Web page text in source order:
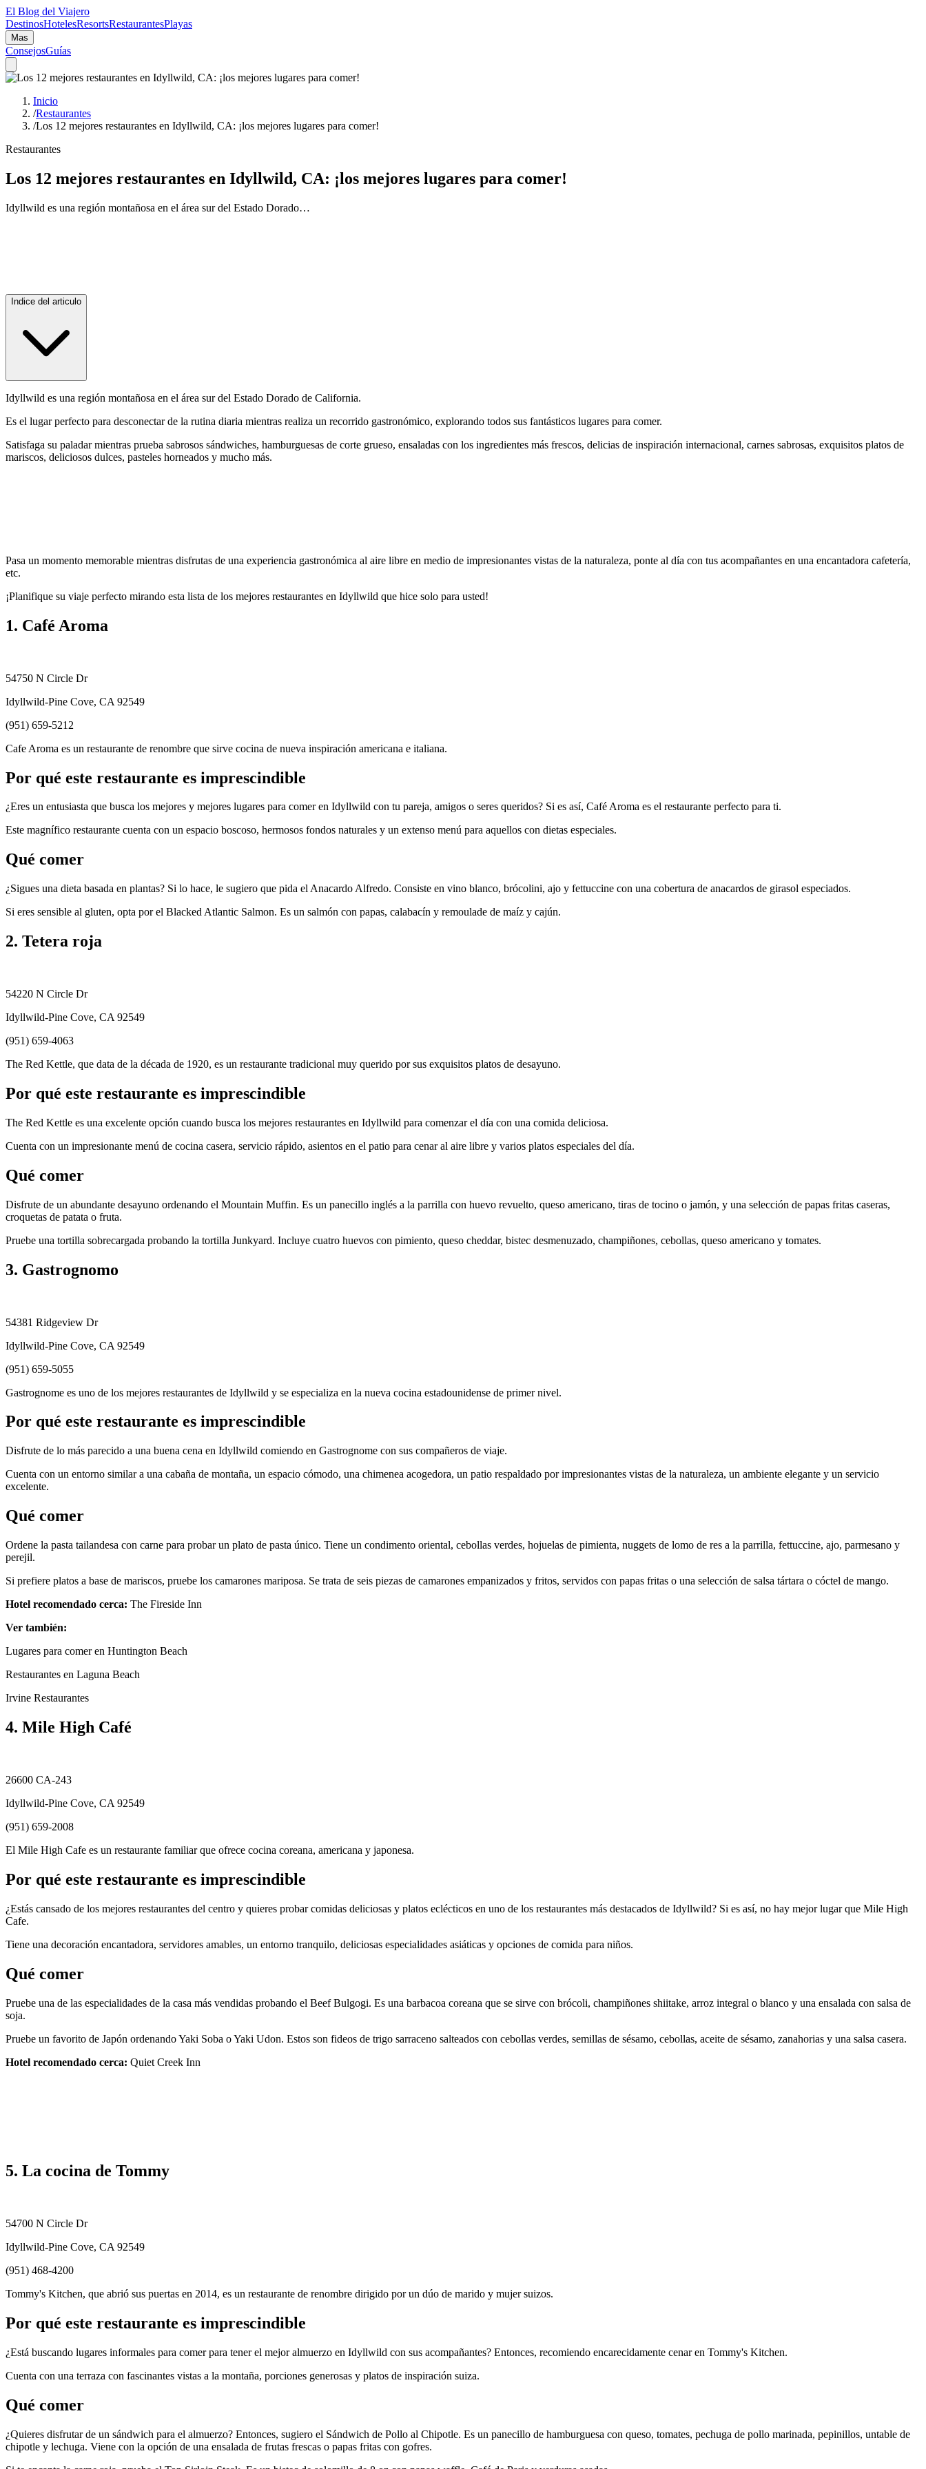
El Blog del Viajero
DestinosHotelesResortsRestaurantesPlayas
Mas
ConsejosGuías
Inicio
/Restaurantes
/Los 12 mejores restaurantes en Idyllwild, CA: ¡los mejores lugares para comer!
Restaurantes
Los 12 mejores restaurantes en Idyllwild, CA: ¡los mejores lugares para comer!
Idyllwild es una región montañosa en el área sur del Estado Dorado…
Indice del articulo
Idyllwild es una región montañosa en el área sur del Estado Dorado de California.
Es el lugar perfecto para desconectar de la rutina diaria mientras realiza un recorrido gastronómico, explorando todos sus fantásticos lugares para comer.
Satisfaga su paladar mientras prueba sabrosos sándwiches, hamburguesas de corte grueso, ensaladas con los ingredientes más frescos, delicias de inspiración internacional, carnes sabrosas, exquisitos platos de
mariscos, deliciosos dulces, pasteles horneados y mucho más.
Pasa un momento memorable mientras disfrutas de una experiencia gastronómica al aire libre en medio de impresionantes vistas de la naturaleza, ponte al día con tus acompañantes en una encantadora cafetería,
etc.
¡Planifique su viaje perfecto mirando esta lista de los mejores restaurantes en Idyllwild que hice solo para usted!
1. Café Aroma
54750 N Circle Dr
Idyllwild-Pine Cove, CA 92549
(951) 659-5212
Cafe Aroma es un restaurante de renombre que sirve cocina de nueva inspiración americana e italiana.
Por qué este restaurante es imprescindible
¿Eres un entusiasta que busca los mejores y mejores lugares para comer en Idyllwild con tu pareja, amigos o seres queridos? Si es así, Café Aroma es el restaurante perfecto para ti.
Este magnífico restaurante cuenta con un espacio boscoso, hermosos fondos naturales y un extenso menú para aquellos con dietas especiales.
Qué comer
¿Sigues una dieta basada en plantas? Si lo hace, le sugiero que pida el Anacardo Alfredo. Consiste en vino blanco, brócolini, ajo y fettuccine con una cobertura de anacardos de girasol especiados.
Si eres sensible al gluten, opta por el Blacked Atlantic Salmon. Es un salmón con papas, calabacín y remoulade de maíz y cajún.
2. Tetera roja
54220 N Circle Dr
Idyllwild-Pine Cove, CA 92549
(951) 659-4063
The Red Kettle, que data de la década de 1920, es un restaurante tradicional muy querido por sus exquisitos platos de desayuno.
Por qué este restaurante es imprescindible
The Red Kettle es una excelente opción cuando busca los mejores restaurantes en Idyllwild para comenzar el día con una comida deliciosa.
Cuenta con un impresionante menú de cocina casera, servicio rápido, asientos en el patio para cenar al aire libre y varios platos especiales del día.
Qué comer
Disfrute de un abundante desayuno ordenando el Mountain Muffin. Es un panecillo inglés a la parrilla con huevo revuelto, queso americano, tiras de tocino o jamón, y una selección de papas fritas caseras,
croquetas de patata o fruta.
Pruebe una tortilla sobrecargada probando la tortilla Junkyard. Incluye cuatro huevos con pimiento, queso cheddar, bistec desmenuzado, champiñones, cebollas, queso americano y tomates.
3. Gastrognomo
54381 Ridgeview Dr
Idyllwild-Pine Cove, CA 92549
(951) 659-5055
Gastrognome es uno de los mejores restaurantes de Idyllwild y se especializa en la nueva cocina estadounidense de primer nivel.
Por qué este restaurante es imprescindible
Disfrute de lo más parecido a una buena cena en Idyllwild comiendo en Gastrognome con sus compañeros de viaje.
Cuenta con un entorno similar a una cabaña de montaña, un espacio cómodo, una chimenea acogedora, un patio respaldado por impresionantes vistas de la naturaleza, un ambiente elegante y un servicio
excelente.
Qué comer
Ordene la pasta tailandesa con carne para probar un plato de pasta único. Tiene un condimento oriental, cebollas verdes, hojuelas de pimienta, nuggets de lomo de res a la parrilla, fettuccine, ajo, parmesano y
perejil.
Si prefiere platos a base de mariscos, pruebe los camarones mariposa. Se trata de seis piezas de camarones empanizados y fritos, servidos con papas fritas o una selección de salsa tártara o cóctel de mango.
Hotel recomendado cerca: The Fireside Inn
Ver también:
Lugares para comer en Huntington Beach
Restaurantes en Laguna Beach
Irvine Restaurantes
4. Mile High Café
26600 CA-243
Idyllwild-Pine Cove, CA 92549
(951) 659-2008
El Mile High Cafe es un restaurante familiar que ofrece cocina coreana, americana y japonesa.
Por qué este restaurante es imprescindible
¿Estás cansado de los mejores restaurantes del centro y quieres probar comidas deliciosas y platos eclécticos en uno de los restaurantes más destacados de Idyllwild? Si es así, no hay mejor lugar que Mile High
Cafe.
Tiene una decoración encantadora, servidores amables, un entorno tranquilo, deliciosas especialidades asiáticas y opciones de comida para niños.
Qué comer
Pruebe una de las especialidades de la casa más vendidas probando el Beef Bulgogi. Es una barbacoa coreana que se sirve con brócoli, champiñones shiitake, arroz integral o blanco y una ensalada con salsa de
soja.
Pruebe un favorito de Japón ordenando Yaki Soba o Yaki Udon. Estos son fideos de trigo sarraceno salteados con cebollas verdes, semillas de sésamo, cebollas, aceite de sésamo, zanahorias y una salsa casera.
Hotel recomendado cerca: Quiet Creek Inn
5. La cocina de Tommy
54700 N Circle Dr
Idyllwild-Pine Cove, CA 92549
(951) 468-4200
Tommy's Kitchen, que abrió sus puertas en 2014, es un restaurante de renombre dirigido por un dúo de marido y mujer suizos.
Por qué este restaurante es imprescindible
¿Está buscando lugares informales para comer para tener el mejor almuerzo en Idyllwild con sus acompañantes? Entonces, recomiendo encarecidamente cenar en Tommy's Kitchen.
Cuenta con una terraza con fascinantes vistas a la montaña, porciones generosas y platos de inspiración suiza.
Qué comer
¿Quieres disfrutar de un sándwich para el almuerzo? Entonces, sugiero el Sándwich de Pollo al Chipotle. Es un panecillo de hamburguesa con queso, tomates, pechuga de pollo marinada, pepinillos, untable de
chipotle y lechuga. Viene con la opción de una ensalada de frutas frescas o papas fritas con gofres.